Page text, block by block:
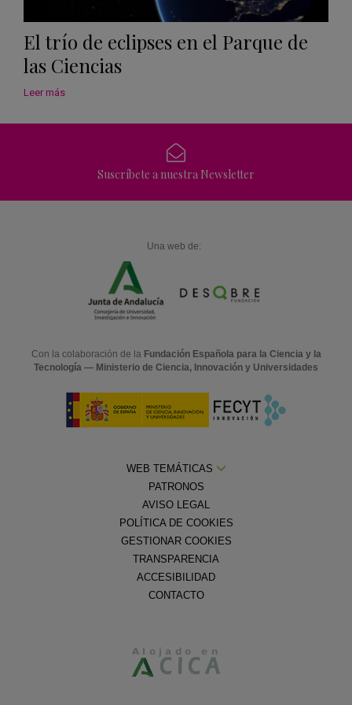
El trío de eclipses en el Parque de
las Ciencias
Leer más
Suscríbete a nuestra Newsletter
Una web de:
Con la colaboración de la Fundación Española para la Ciencia y la
Tecnología — Ministerio de Ciencia, Innovación y Universidades
WEB TEMÁTICAS
PATRONOS
AVISO LEGAL
POLÍTICA DE COOKIES
GESTIONAR COOKIES
TRANSPARENCIA
ACCESIBILIDAD
CONTACTO